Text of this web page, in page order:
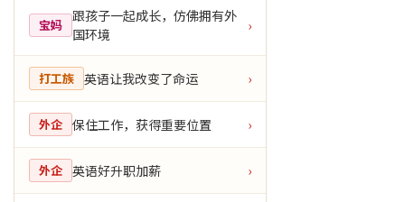
宝妈
跟孩子一起成长，仿佛拥有外
国环境
›
打工族 英语让我改变了命运 ›
外企 保住工作，获得重要位置 ›
外企 英语好升职加薪 ›